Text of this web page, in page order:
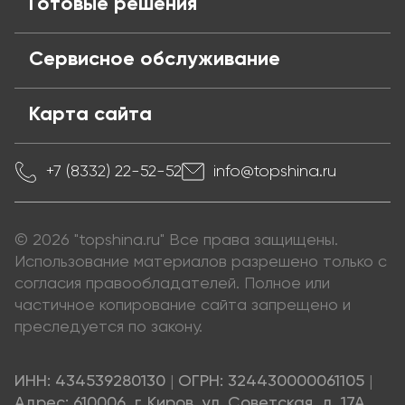
Готовые решения
Сервисное обслуживание
Карта сайта
+7 (8332) 22-52-52 info@topshina.ru
© 2026 "topshina.ru" Все права защищены.
Использование материалов разрешено только с
согласия правообладателей. Полное или
частичное копирование сайта запрещено и
преследуется по закону.
ИНН: 434539280130 ОГРН: 324430000061105